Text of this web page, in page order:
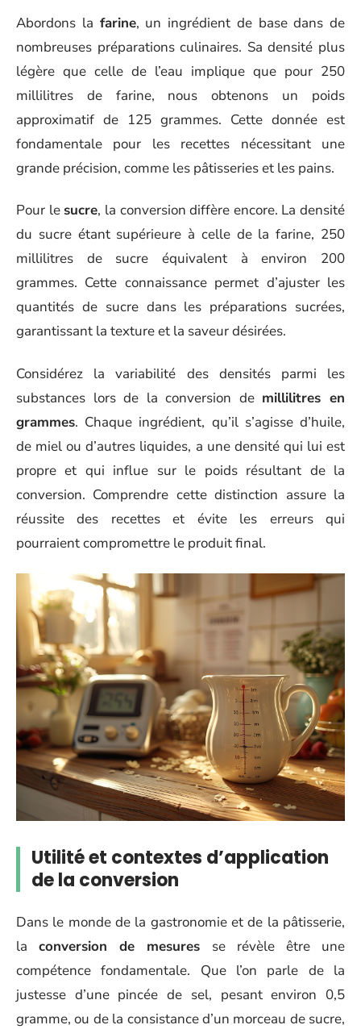
Abordons la farine, un ingrédient de base dans de
nombreuses préparations culinaires. Sa densité plus
légère que celle de l’eau implique que pour 250
millilitres de farine, nous obtenons un poids
approximatif de 125 grammes. Cette donnée est
fondamentale pour les recettes nécessitant une
grande précision, comme les pâtisseries et les pains.
Pour le sucre, la conversion diffère encore. La densité
du sucre étant supérieure à celle de la farine, 250
millilitres de sucre équivalent à environ 200
grammes. Cette connaissance permet d’ajuster les
quantités de sucre dans les préparations sucrées,
garantissant la texture et la saveur désirées.
Considérez la variabilité des densités parmi les
substances lors de la conversion de millilitres en
grammes. Chaque ingrédient, qu’il s’agisse d’huile,
de miel ou d’autres liquides, a une densité qui lui est
propre et qui influe sur le poids résultant de la
conversion. Comprendre cette distinction assure la
réussite des recettes et évite les erreurs qui
pourraient compromettre le produit final.
Utilité et contextes d’application
de la conversion
Dans le monde de la gastronomie et de la pâtisserie,
laconversion de mesures se révèle être une
compétence fondamentale. Que l’on parle de la
justesse d’une pincée de sel, pesant environ 0,5
gramme, ou de la consistance d’un morceau de sucre,